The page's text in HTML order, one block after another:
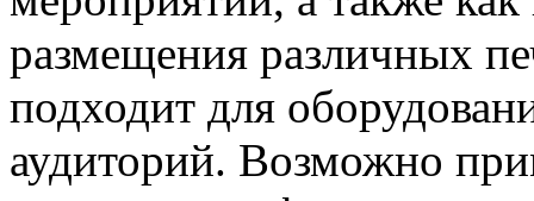
размещения различных
подходит для
аудиторий. Возможно